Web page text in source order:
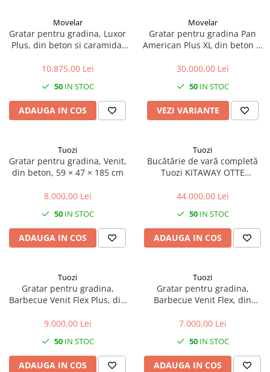
Movelar
Gratar pentru gradina, Luxor
Plus, din beton si caramida,
10.875,00 Lei
50IN STOC
ADAUGA IN COS
Movelar
Gratar pentru gradina Pan
American Plus XL din beton si
30.000,00 Lei
50IN STOC
VEZI VARIANTE
Tuozi
Gratar pentru gradina, Venit,
din beton, 59 × 47 × 185 cm
8.000,00 Lei
50IN STOC
ADAUGA IN COS
Tuozi
Bucătărie de vară completă
Tuozi KITAWAY OTTE
cuptor, 168 × 63 × 206 cm
44.000,00 Lei
50IN STOC
ADAUGA IN COS
Tuozi
Gratar pentru gradina,
Barbecue Venit Flex Plus, din
9.000,00 Lei
50IN STOC
ADAUGA IN COS
Tuozi
Gratar pentru gradina,
Barbecue Venit Flex, din
7.000,00 Lei
50IN STOC
ADAUGA IN COS